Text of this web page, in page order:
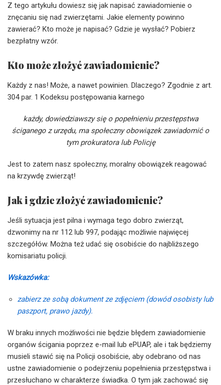
Z tego artykułu dowiesz się jak napisać zawiadomienie o
znęcaniu się nad zwierzętami. Jakie elementy powinno
zawierać? Kto może je napisać? Gdzie je wysłać? Pobierz
bezpłatny wzór.
Kto może złożyć zawiadomienie?
Każdy z nas! Może, a nawet powinien. Dlaczego? Zgodnie z art.
304 par. 1 Kodeksu postępowania karnego
każdy, dowiedziawszy się o popełnieniu przestępstwa
ściganego z urzędu, ma społeczny obowiązek zawiadomić o
tym prokuratora lub Policję
Jest to zatem nasz społeczny, moralny obowiązek reagować
na krzywdę zwierząt!
Jak i gdzie złożyć zawiadomienie?
Jeśli sytuacja jest pilna i wymaga tego dobro zwierząt,
dzwonimy na nr 112 lub 997, podając możliwie najwięcej
szczegółów. Można też udać się osobiście do najbliższego
komisariatu policji.
Wskazówka:
zabierz ze sobą dokument ze zdjęciem (dowód osobisty lub
paszport, prawo jazdy).
W braku innych możliwości nie będzie błędem zawiadomienie
organów ścigania poprzez e-mail lub ePUAP, ale i tak będziemy
musieli stawić się na Policji osobiście, aby odebrano od nas
ustne zawiadomienie o podejrzeniu popełnienia przestępstwa i
przesłuchano w charakterze świadka. O tym jak zachować się